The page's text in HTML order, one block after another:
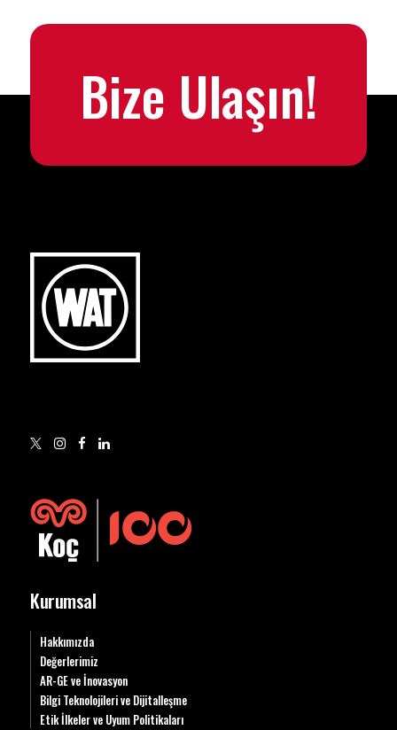
Bize Ulaşın!
Kurumsal
Hakkımızda
Değerlerimiz
AR-GE ve İnovasyon
Bilgi Teknolojileri ve Dijitalleşme
Etik İlkeler ve Uyum Politikaları